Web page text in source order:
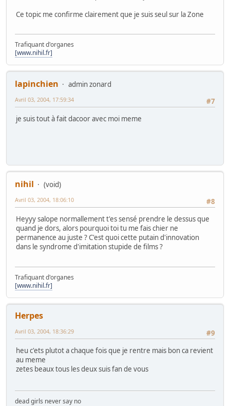
Ce topic me confirme clairement que je suis seul sur la Zone
Trafiquant d'organes
[www.nihil.fr]
lapinchien
admin zonard
#7
Avril 03, 2004, 17:59:34
je suis tout à fait dacoor avec moi meme
nihil
(void)
#8
Avril 03, 2004, 18:06:10
Heyyy salope normallement t'es sensé prendre le dessus que
quand je dors, alors pourquoi toi tu me fais chier ne
permanence au juste ? C'est quoi cette putain d'innovation
dans le syndrome d'imitation stupide de films ?
Trafiquant d'organes
[www.nihil.fr]
Herpes
#9
Avril 03, 2004, 18:36:29
heu c'ets plutot a chaque fois que je rentre mais bon ca revient
au meme
zetes beaux tous les deux suis fan de vous
dead girls never say no